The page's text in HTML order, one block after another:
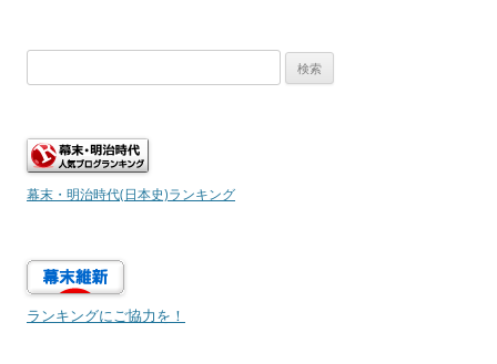
索:
幕末・明治時代(日本史)ランキング
ランキングにご協力を！